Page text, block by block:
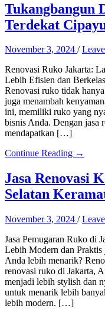
Tukangbangun
Terdekat
November 3, 2024 /
Renovasi Ruko Jakarta:
Lebih Efisien dan
Renovasi ruko tidak
juga menambah
ini, memiliki ruko yang
bisnis Anda. Dengan jasa
mendapatkan […]
Continue Reading →
Jasa Renovasi
Selatan
November 3, 2024 /
Jasa Pemugaran Ruko di
Lebih Modern dan
Anda lebih menarik?
renovasi ruko di Jakarta,
menjadi lebih stylish dan
untuk menarik lebih
lebih modern. […]